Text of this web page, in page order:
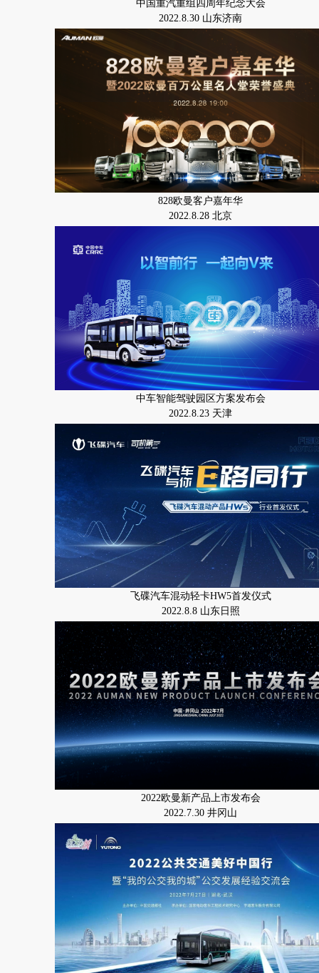
中国重汽重组四周年纪念大会
2022.8.30 山东济南
828欧曼客户嘉年华
2022.8.28 北京
中车智能驾驶园区方案发布会
2022.8.23 天津
飞碟汽车混动轻卡HW5首发仪式
2022.8.8 山东日照
2022欧曼新产品上市发布会
2022.7.30 井冈山